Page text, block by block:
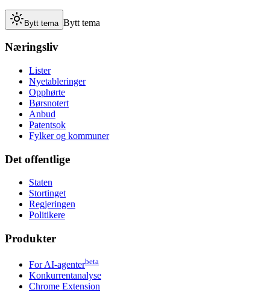
Bytt tema Bytt tema
Næringsliv
Lister
Nyetableringer
Opphørte
Børsnotert
Anbud
Patentsok
Fylker og kommuner
Det offentlige
Staten
Stortinget
Regjeringen
Politikere
Produkter
For AI-agenterbeta
Konkurrentanalyse
Chrome Extension